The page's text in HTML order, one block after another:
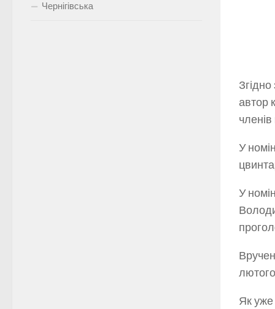
автор
членів
У
У
Як уже
Чернігівська